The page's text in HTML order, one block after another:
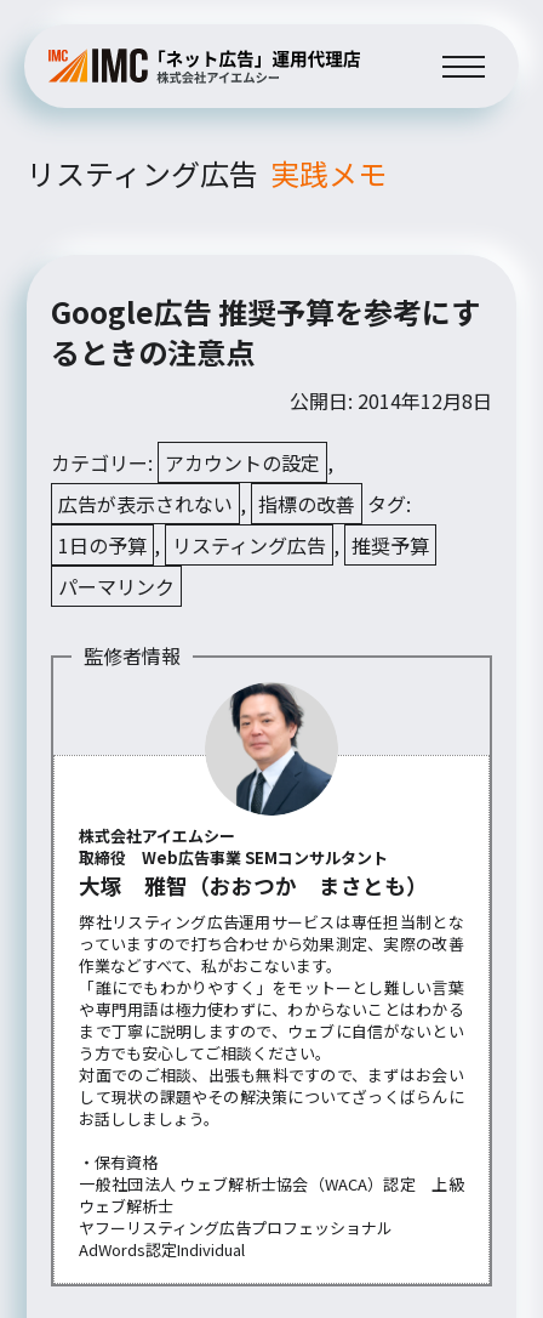
リスティング広告 実践メモ
Google広告 推奨予算を参考にす
るときの注意点
公開日: 2014年12月8日
カテゴリー: アカウントの設定 ,
広告が表示されない , 指標の改善 タグ:
1日の予算 , リスティング広告 , 推奨予算
パーマリンク
監修者情報
株式会社アイエムシー
取締役 Web広告事業 SEMコンサルタント
大塚 雅智（おおつか まさとも）
弊社リスティング広告運用サービスは専任担当制とな
っていますので打ち合わせから効果測定、実際の改善
作業などすべて、私がおこないます。
「誰にでもわかりやすく」をモットーとし難しい言葉
や専門用語は極力使わずに、わからないことはわかる
まで丁寧に説明しますので、ウェブに自信がないとい
う方でも安心してご相談ください。
対面でのご相談、出張も無料ですので、まずはお会い
して現状の課題やその解決策についてざっくばらんに
お話ししましょう。
・保有資格
一般社団法人 ウェブ解析士協会（WACA）認定 上級
ウェブ解析士
ヤフーリスティング広告プロフェッショナル
AdWords認定Individual